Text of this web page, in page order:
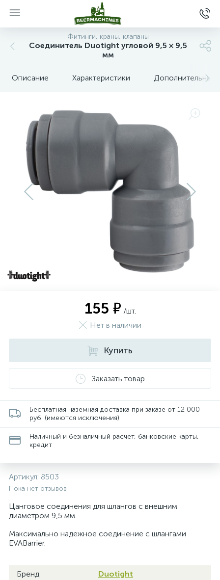
Фитинги, краны, клапаны
Соединитель Duotight угловой 9,5 × 9,5
мм
Описание Характеристики Дополнительные
155 ₽ /шт.
Нет в наличии
Купить
Заказать товар
Бесплатная наземная доставка при заказе от 12 000
руб. (имеются исключения)
Наличный и безналичный расчет, банковские карты,
кредит
Артикул: 8503
Пока нет отзывов
Цанговое соединения для шлангов с внешним
диаметром 9,5 мм.
Максимально надежное соединение с шлангами
EVABarrier.
Бренд Duotight